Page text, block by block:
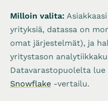
Milloin valita:
yrityksiä, datassa on
omat järjestelmät), ja
yritystason
Datavarastopuolelta lue
Snowflake -vertailu.